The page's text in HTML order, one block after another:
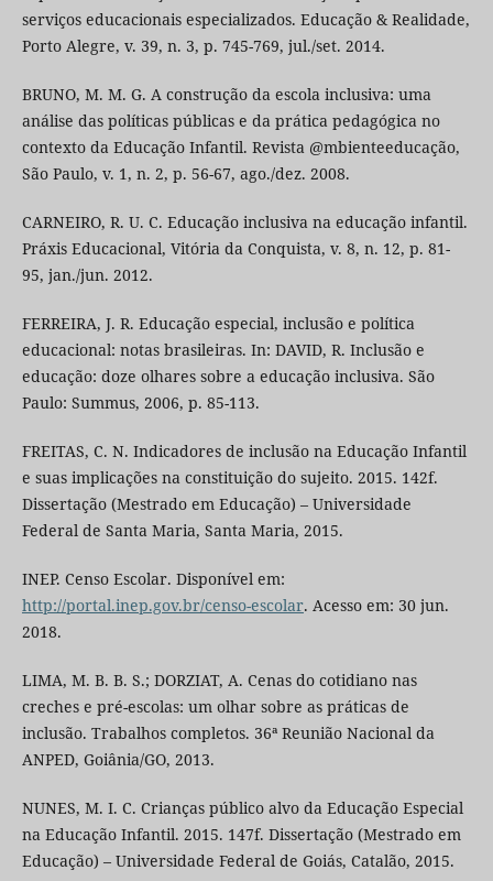
serviços educacionais especializados. Educação & Realidade,
Porto Alegre, v. 39, n. 3, p. 745-769, jul./set. 2014.
BRUNO, M. M. G. A construção da escola inclusiva: uma
análise das políticas públicas e da prática pedagógica no
contexto da Educação Infantil. Revista @mbienteeducação,
São Paulo, v. 1, n. 2, p. 56-67, ago./dez. 2008.
CARNEIRO, R. U. C. Educação inclusiva na educação infantil.
Práxis Educacional, Vitória da Conquista, v. 8, n. 12, p. 81-
95, jan./jun. 2012.
FERREIRA, J. R. Educação especial, inclusão e política
educacional: notas brasileiras. In: DAVID, R. Inclusão e
educação: doze olhares sobre a educação inclusiva. São
Paulo: Summus, 2006, p. 85-113.
FREITAS, C. N. Indicadores de inclusão na Educação Infantil
e suas implicações na constituição do sujeito. 2015. 142f.
Dissertação (Mestrado em Educação) – Universidade
Federal de Santa Maria, Santa Maria, 2015.
INEP. Censo Escolar. Disponível em:
http://portal.inep.gov.br/censo-escolar. Acesso em: 30 jun.
2018.
LIMA, M. B. B. S.; DORZIAT, A. Cenas do cotidiano nas
creches e pré-escolas: um olhar sobre as práticas de
inclusão. Trabalhos completos. 36ª Reunião Nacional da
ANPED, Goiânia/GO, 2013.
NUNES, M. I. C. Crianças público alvo da Educação Especial
na Educação Infantil. 2015. 147f. Dissertação (Mestrado em
Educação) – Universidade Federal de Goiás, Catalão, 2015.